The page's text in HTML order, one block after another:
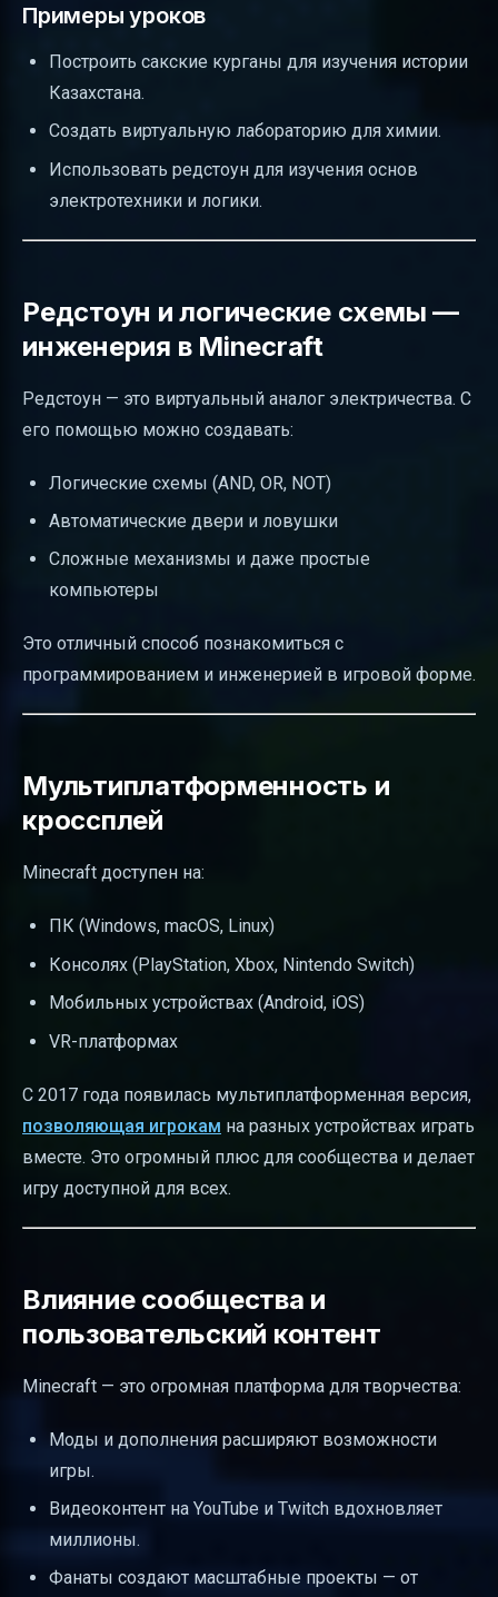
Примеры уроков
Построить сакские курганы для изучения истории
Казахстана.
Создать виртуальную лабораторию для химии.
Использовать редстоун для изучения основ
электротехники и логики.
Редстоун и логические схемы —
инженерия в Minecraft
Редстоун — это виртуальный аналог электричества. С
его помощью можно создавать:
Логические схемы (AND, OR, NOT)
Автоматические двери и ловушки
Сложные механизмы и даже простые
компьютеры
Это отличный способ познакомиться с
программированием и инженерией в игровой форме.
Мультиплатформенность и
кроссплей
Minecraft доступен на:
ПК (Windows, macOS, Linux)
Консолях (PlayStation, Xbox, Nintendo Switch)
Мобильных устройствах (Android, iOS)
VR-платформах
С 2017 года появилась мультиплатформенная версия,
позволяющая игрокам на разных устройствах играть
вместе. Это огромный плюс для сообщества и делает
игру доступной для всех.
Влияние сообщества и
пользовательский контент
Minecraft — это огромная платформа для творчества:
Моды и дополнения расширяют возможности
игры.
Видеоконтент на YouTube и Twitch вдохновляет
миллионы.
Фанаты создают масштабные проекты — от